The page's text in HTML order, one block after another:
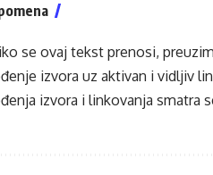
se ovaj tekst prenosi,
izvora uz aktivan i vidljiv
izvora i linkovanja smatra